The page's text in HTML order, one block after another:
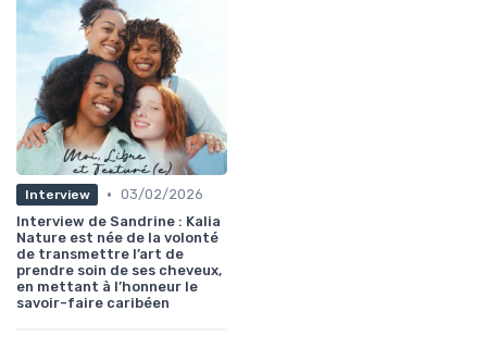
Interview • 03/02/2026
Interview de Sandrine : Kalia
Nature est née de la volonté
de transmettre l’art de
prendre soin de ses cheveux,
en mettant à l’honneur le
savoir-faire caribéen